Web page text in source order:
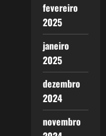
fevereiro
2025
janeiro
2025
dezembro
2024
novembro